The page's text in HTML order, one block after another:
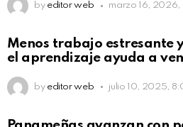
by editor web marzo 16, 2026,
Menos trabajo estresante
el aprendizaje ayuda a
by editor web julio 10, 2025,